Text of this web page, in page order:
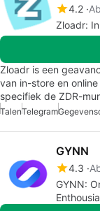
4.2
Zloadr:
Zloadr is een
van in-store en
specifiek de ZDR-
TalenTelegram
GYNN
4.3
GYNN: